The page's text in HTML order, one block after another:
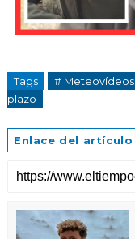
Tags # Meteovídeos
plazo
Enlace del artículo